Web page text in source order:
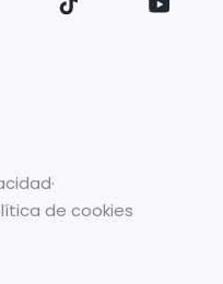
·
de cookies